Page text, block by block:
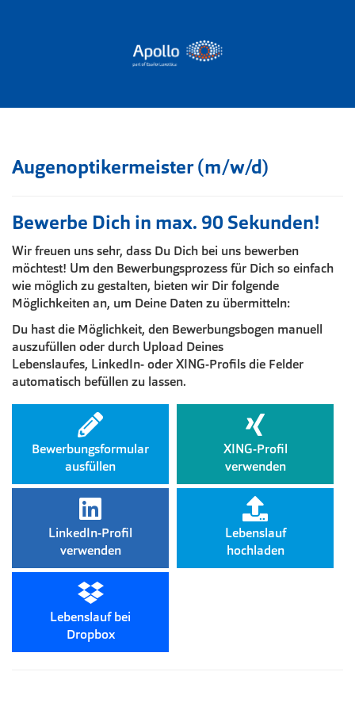
Augenoptikermeister (m/w/d)
Bewerbe Dich in max. 90 Sekunden!
Wir freuen uns sehr, dass Du Dich bei uns bewerben
möchtest! Um den Bewerbungsprozess für Dich so einfach
wie möglich zu gestalten, bieten wir Dir folgende
Möglichkeiten an, um Deine Daten zu übermitteln:
Du hast die Möglichkeit, den Bewerbungsbogen manuell
auszufüllen oder durch Upload Deines
Lebenslaufes, LinkedIn- oder XING-Profils die Felder
automatisch befüllen zu lassen.
Bewerbungsformular
ausfüllen
XING-Profil
verwenden
LinkedIn-Profil
verwenden
Lebenslauf
hochladen
Lebenslauf bei
Dropbox